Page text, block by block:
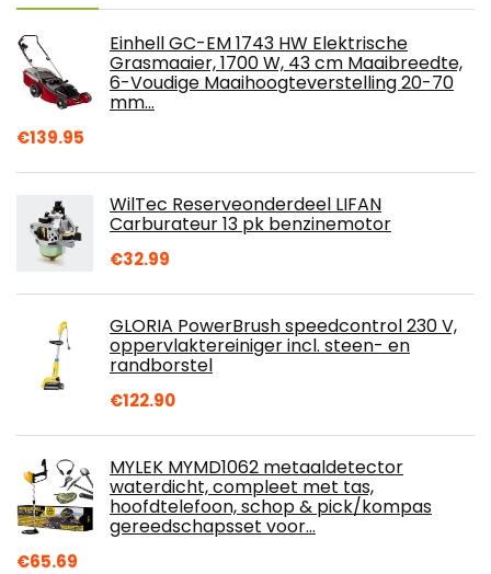
Einhell GC-EM 1743 HW Elektrische
Grasmaaier, 1700 W, 43 cm Maaibreedte,
6-Voudige Maaihoogteverstelling 20-70
mm…
€139.95
WilTec Reserveonderdeel LIFAN
Carburateur 13 pk benzinemotor
€32.99
GLORIA PowerBrush speedcontrol 230 V,
oppervlaktereiniger incl. steen- en
randborstel
€122.90
MYLEK MYMD1062 metaaldetector
waterdicht, compleet met tas,
hoofdtelefoon, schop & pick/kompas
gereedschapsset voor…
€65.69